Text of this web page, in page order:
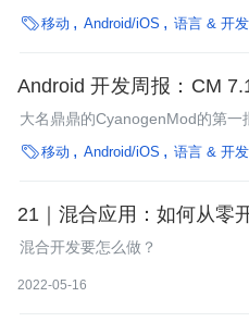
凭购买发票可以直接全额退款并
S7/Edge的用户享受600元的补
阅读。
移动 Android/iOS 语言 & 开发
Android 开发周报：CM
工程实战
大名鼎鼎的CyanogenMod的第一
歌刚刚推出了安卓7.1第二个开发
一个预览版。本期周报为大家带
移动 Android/iOS 语言 & 开发
21｜混合应用：如何从零
混合开发要怎么做？
2022-05-16